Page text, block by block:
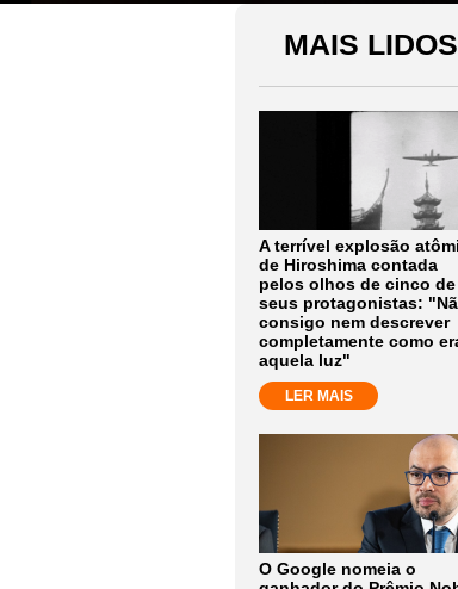
MAIS LIDOS
A terrível explosão
de Hiroshima contada
pelos olhos de cinco de
seus protagonistas:
consigo nem descrever
completamente como
aquela luz"
LER MAIS
O Google nomeia o